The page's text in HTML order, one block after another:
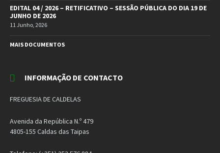
EDITAL 04 / 2026 – RETIFICATIVO – SESSÃO PÚBLICA DO DIA 19 DE
JUNHO DE 2026
11 Junho, 2026
MAIS DOCUMENTOS
INFORMAÇÃO DE CONTACTO
FREGUESIA DE CALDELAS
Avenida da República N.º 479
4805-155 Caldas das Taipas